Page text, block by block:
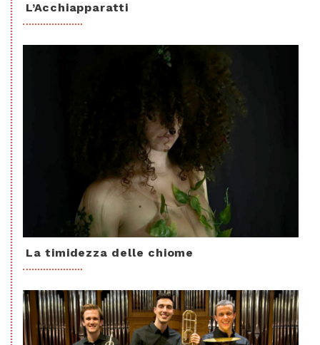
L’Acchiapparatti
La timidezza delle chiome